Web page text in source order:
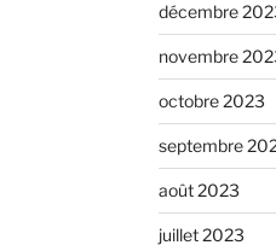
décembre
novembre
octobre 2023
septembre
août 2023
juillet 2023